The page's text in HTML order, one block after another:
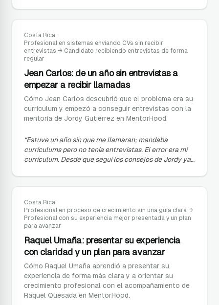
Costa Rica·
Profesional en sistemas enviando CVs sin recibir
entrevistas → Candidato recibiendo entrevistas de forma
regular
Jean Carlos: de un año sin entrevistas a
empezar a recibir llamadas
Cómo Jean Carlos descubrió que el problema era su
currículum y empezó a conseguir entrevistas con la
mentoría de Jordy Gutiérrez en MentorHood.
“Estuve un año sin que me llamaran; mandaba
currículums pero no tenía entrevistas. El error era mi
currículum. Desde que seguí los consejos de Jordy ya
Costa Rica·
Profesional en proceso de crecimiento sin una guía clara →
Profesional con su experiencia mejor presentada y un plan
para avanzar
Raquel Umaña: presentar su experiencia
con claridad y un plan para avanzar
Cómo Raquel Umaña aprendió a presentar su
experiencia de forma más clara y a orientar su
crecimiento profesional con el acompañamiento de
Raquel Quesada en MentorHood.